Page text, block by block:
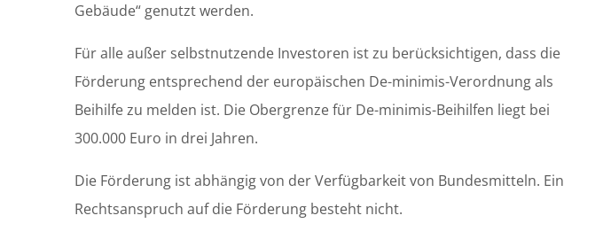
Gebäude“ genutzt werden.
Für alle außer selbstnutzende Investoren ist zu berücksichtigen, dass die
Förderung entsprechend der europäischen De-minimis-Verordnung als
Beihilfe zu melden ist. Die Obergrenze für De-minimis-Beihilfen liegt bei
300.000 Euro in drei Jahren.
Die Förderung ist abhängig von der Verfügbarkeit von Bundesmitteln. Ein
Rechtsanspruch auf die Förderung besteht nicht.